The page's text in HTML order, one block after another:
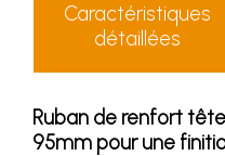
Caractéristiques
détaillées
Ruban de renfort
95mm pour une